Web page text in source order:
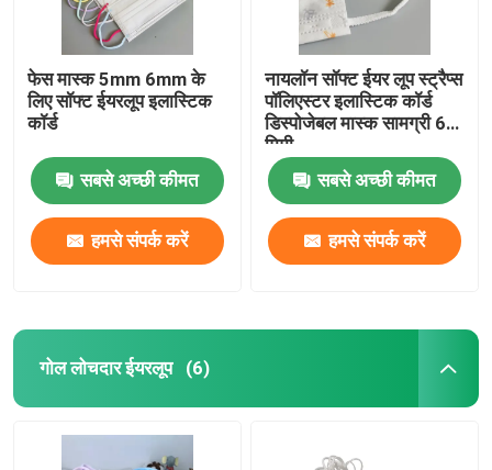
फेस मास्क 5mm 6mm के
लिए सॉफ्ट ईयरलूप इलास्टिक
कॉर्ड
सबसे अच्छी कीमत
हमसे संपर्क करें
नायलॉन सॉफ्ट ईयर लूप स्ट्रैप्स
पॉलिएस्टर इलास्टिक कॉर्ड
डिस्पोजेबल मास्क सामग्री 6
मिमी
सबसे अच्छी कीमत
हमसे संपर्क करें
गोल लोचदार ईयरलूप (6)